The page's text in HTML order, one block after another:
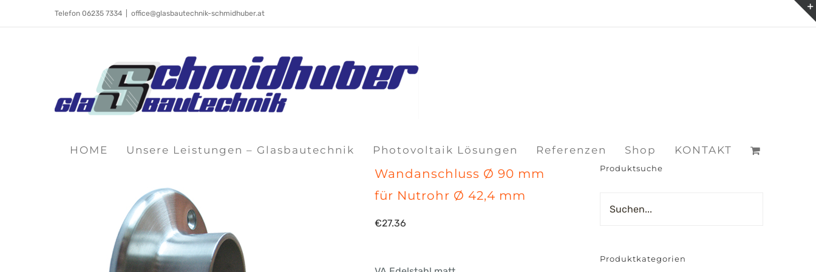
Telefon 06235 7334 office@glasbautechnik-schmidhuber.at
HOME Unsere Leistungen – Glasbautechnik Photovoltaik Lösungen Referenzen Shop KONTAKT
Wandanschluss Ø 90 mm
für Nutrohr Ø 42,4 mm
€27.36
Produktsuche
Produktkategorien